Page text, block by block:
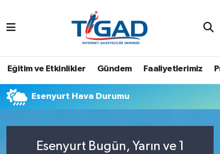
Eğitim ve Etkinlikler Gündem Faaliyetlerimiz
Esenyurt Hava Durumu
Esenyurt Bugün, Yarın ve 1
Nöbetçi Eczaneler